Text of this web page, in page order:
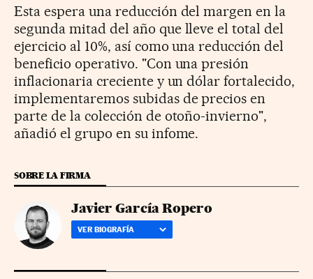
Esta espera una reducción del margen en la
segunda mitad del año que lleve el total del
ejercicio al 10%, así como una reducción del
beneficio operativo. "Con una presión
inflacionaria creciente y un dólar fortalecido,
implementaremos subidas de precios en
parte de la colección de otoño-invierno",
añadió el grupo en su infome.
SOBRE LA FIRMA
Javier García Ropero
VER BIOGRAFÍA